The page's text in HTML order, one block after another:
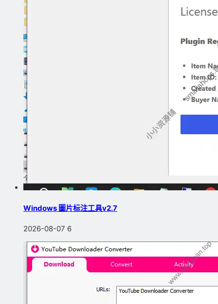
Windows 圖片标注工具v2.7
2026-08-07 6